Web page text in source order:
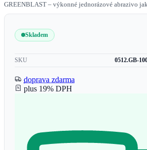
GREENBLAST – výkonné jednorázové abrazivo
Skladem
SKU 0512.GB-
doprava zdarma
plus 19% DPH